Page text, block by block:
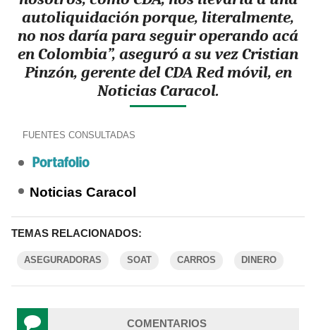
autoliquidación porque, literalmente,
no nos daría para seguir operando acá
en Colombia”, aseguró a su vez Cristian
Pinzón, gerente del CDA Red móvil, en
Noticias Caracol.
FUENTES CONSULTADAS
Noticias Caracol
TEMAS RELACIONADOS:
ASEGURADORAS SOAT CARROS DINERO
COMENTARIOS